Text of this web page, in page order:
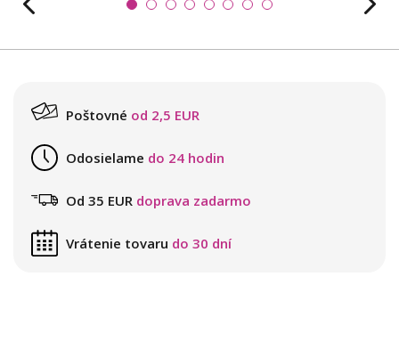
Poštovné od 2,5 EUR
Odosielame do 24 hodin
Od 35 EUR doprava zadarmo
Vrátenie tovaru do 30 dní